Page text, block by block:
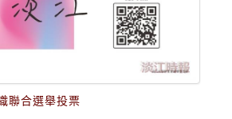
聯合選舉投票